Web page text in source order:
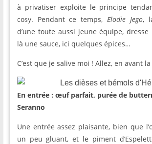
à privatiser exploite le principe
cosy. Pendant ce temps, Elodie Jego,
d’une toute aussi jeune équipe, dresse
là une sauce, ici quelques épices…
C’est que je salive moi ! Allez, en avant
En entrée : œuf parfait, purée de
Seranno
Une entrée assez plaisante, bien que
un peu gluant, et le piment